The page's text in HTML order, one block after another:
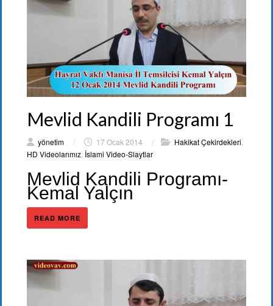
Mevlid Kandili Programı 1
yönetim / 17 Ocak 2014 / Hakikat Çekirdekleri,
HD Videolarımız, İslami Video-Slaytlar
Mevlid Kandili Programı-
Kemal Yalçın
READ MORE